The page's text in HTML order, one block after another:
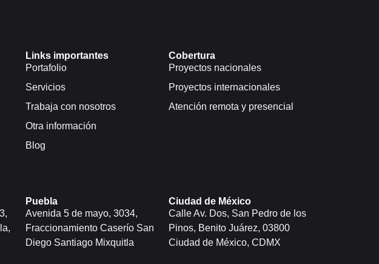
Links importantes
Portafolio
Servicios
Trabaja con nosotros
Otra información
Blog
Cobertura
Proyectos nacionales
Proyectos internacionales
Atención remota y presencial
Puebla
Avenida 5 de mayo, 3034,
Fraccionamiento Caserío San
Diego Santiago Mixquitla
Ciudad de México
Calle Av. Dos, San Pedro de los
Pinos, Benito Juárez, 03800
Ciudad de México, CDMX